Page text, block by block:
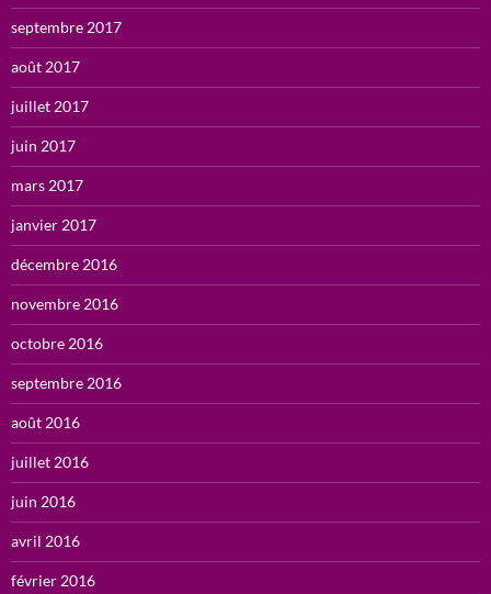
septembre 2017
août 2017
juillet 2017
juin 2017
mars 2017
janvier 2017
décembre 2016
novembre 2016
octobre 2016
septembre 2016
août 2016
juillet 2016
juin 2016
avril 2016
février 2016